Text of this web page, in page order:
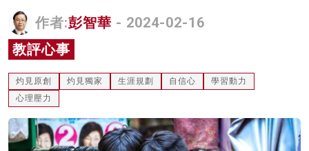
名家榜
灼見活動
作者:彭智華 - 2024-02-16
教評心事
灼見原創 灼見獨家 生涯規劃 自信心
學習動力
心理壓力